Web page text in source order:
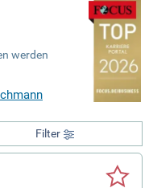
werden
Filter